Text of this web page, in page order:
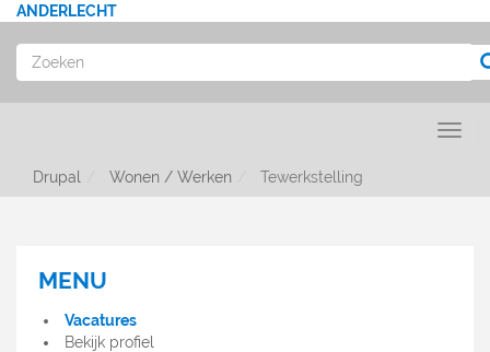
ANDERLECHT
Zoeken
Drupal Wonen / Werken Tewerkstelling
MENU
D'EMPLOI
MENU
Vacatures
Bekijk profiel